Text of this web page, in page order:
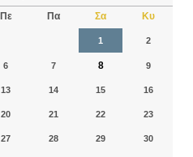
Πε Πα Σα Κυ
1 2
6 7 8 9
13 14 15 16
20 21 22 23
27 28 29 30